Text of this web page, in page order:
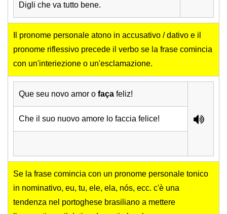
Digli che va tutto bene.
Il pronome personale atono in accusativo / dativo e il
pronome riflessivo precede il verbo se la frase comincia
con un'interiezione o un'esclamazione.
Que seu novo amor o faça feliz!
Che il suo nuovo amore lo faccia felice!
Se la frase comincia con un pronome personale tonico
in nominativo, eu, tu, ele, ela, nós, ecc. c'è una
tendenza nel portoghese brasiliano a mettere